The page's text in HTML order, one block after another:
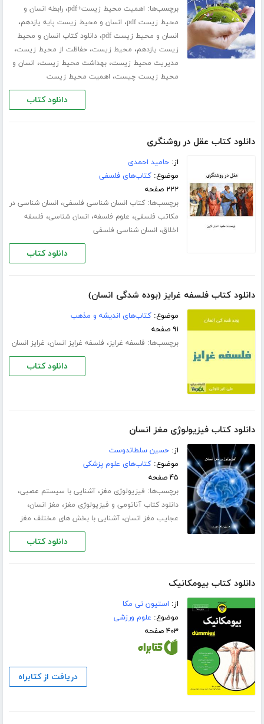
برچسب‌ها: اهمیت محیط زیست+pdf ،رابطه انسان و
محیط زیست pdf
، انسان و محیط زیست پایه یازدهم،
انسان و محیط زیست pdf ،دانلود کتاب انسان و محیط
زیست یازدهم، محیط زیست،حفاظت از محیط زیست،
مدیریت محیط زیست،بهداشت محیط زیست، انسان و
محیط زیست چیست، اهمیت محیط زیست
دانلود کتاب
دانلود کتاب عقل در روشنگری
از:حامید احمدی
موضوع:کتاب‌های فلسفی
۲۲۲ صفحه
برچسب‌ها:کتاب انسان شناسی فلسفی، انسان شناسی در
مکاتب فلسفی، علوم فلسفه، انسان شناسی، فلسفه
اخلاق، انسان شناسی فلسفی
دانلود کتاب
دانلود کتاب فلسفه غرایز (بوده شدگی انسان)
موضوع:کتاب‌های اندیشه و مذهب
۹۱ صفحه
برچسب‌ها: فلسفه غرایز، فلسفه غرایز انسان، غرایز انسان
دانلود کتاب
دانلود کتاب فیزیولوژی مغز انسان
از:حسین سلطاندوست
موضوع:کتاب‌های علوم پزشکی
۴۵ صفحه
برچسب‌ها: فیزیولوژی مغز،آشنایی با سیستم عصبی،
دانلود کتاب آناتومی و فیزیولوژی مغز، مغز انسان،
عجایب مغز انسان،آشنایی با بخش های مختلف مغز
دانلود کتاب
دانلود کتاب بیومکانیک
از: استیون تی مکا
موضوع: علوم ورزشی
۴۰۳ صفحه
دریافت از کتابراه